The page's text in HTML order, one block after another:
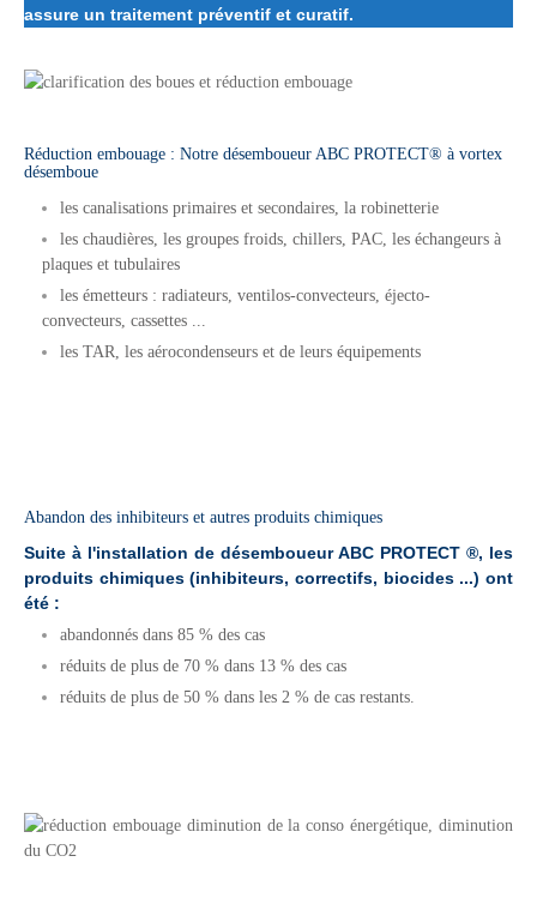
assure un traitement préventif et curatif.
Réduction embouage : Notre désemboueur ABC PROTECT® à vortex
désemboue
les canalisations primaires et secondaires, la robinetterie
les chaudières, les groupes froids, chillers, PAC, les échangeurs à
plaques et tubulaires
les émetteurs : radiateurs, ventilos-convecteurs, éjecto-
convecteurs, cassettes ...
les TAR, les aérocondenseurs et de leurs équipements
Abandon des inhibiteurs et autres produits chimiques
Suite à l'installation de désemboueur ABC PROTECT ®, les
produits chimiques (inhibiteurs, correctifs, biocides ...) ont
été :
abandonnés dans 85 % des cas
réduits de plus de 70 % dans 13 % des cas
réduits de plus de 50 % dans les 2 % de cas restants.